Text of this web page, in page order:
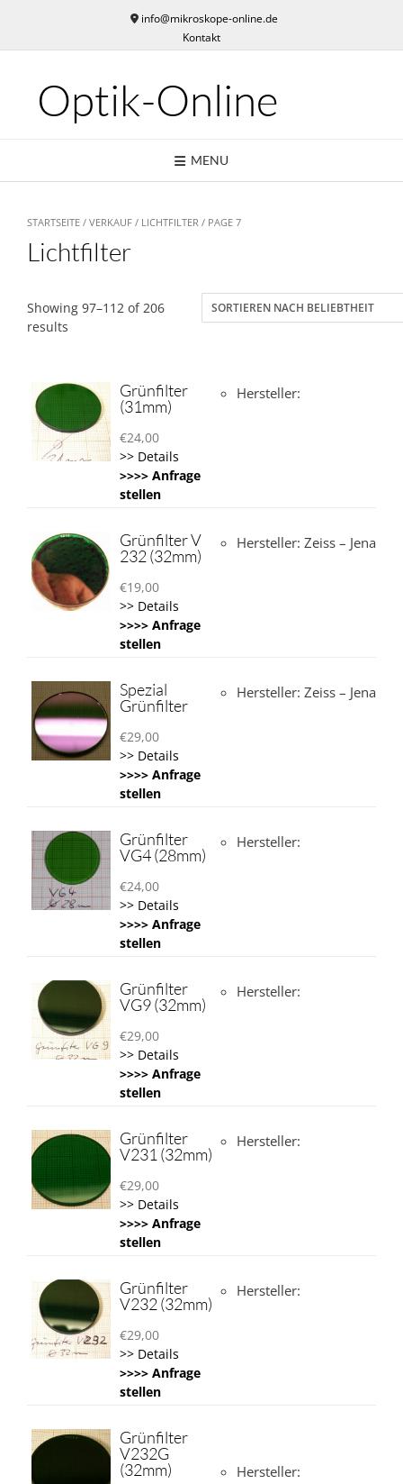
content
info@mikroskope-online.de
Kontakt
Optik-Online
MENU
STARTSEITE / VERKAUF / LICHTFILTER / PAGE 7
Lichtfilter
Showing 97–112 of 206
results
Grünfilter
(31mm)
€24,00
>> Details
>>>> Anfrage
stellen
Hersteller:
Grünfilter V
232 (32mm)
€19,00
>> Details
>>>> Anfrage
stellen
Hersteller: Zeiss – Jena
Spezial
Grünfilter
€29,00
>> Details
>>>> Anfrage
stellen
Hersteller: Zeiss – Jena
Grünfilter
VG4 (28mm)
€24,00
>> Details
>>>> Anfrage
stellen
Hersteller:
Grünfilter
VG9 (32mm)
€29,00
>> Details
>>>> Anfrage
stellen
Hersteller:
Grünfilter
V231 (32mm)
€29,00
>> Details
>>>> Anfrage
stellen
Hersteller:
Grünfilter
V232 (32mm)
€29,00
>> Details
>>>> Anfrage
stellen
Hersteller:
Grünfilter
V232G
(32mm)
Hersteller: